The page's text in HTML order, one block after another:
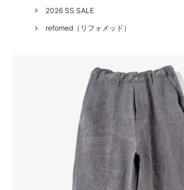
2026 SS SALE
refomed（リフォメッド）